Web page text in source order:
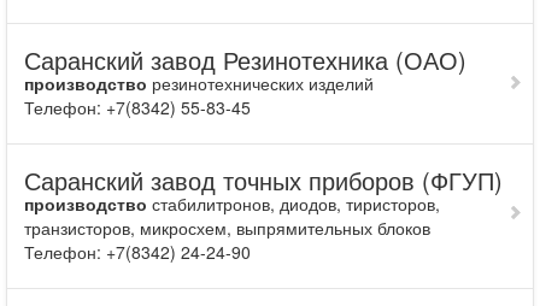
Саранский завод Резинотехника (ОАО)
производство резинотехнических изделий
Телефон: +7(8342) 55-83-45
Саранский завод точных приборов (ФГУП)
производство стаби­литронов, диодов, тиристоров,
транзисто­ров, микросхем, выпрямительных блоков
Телефон: +7(8342) 24-24-90